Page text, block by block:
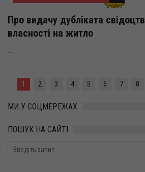
Про видачу дубліката
власності на житло
1 2 3 4 5 6 7 8
МИ У СОЦМЕРЕЖАХ
ПОШУК НА САЙТІ